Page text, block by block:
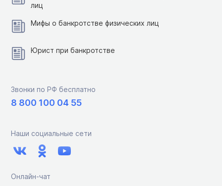
лиц
Мифы о банкротстве физических лиц
Юрист при банкротстве
Звонки по РФ бесплатно
8 800 100 04 55
Наши социальные сети
Онлайн-чат